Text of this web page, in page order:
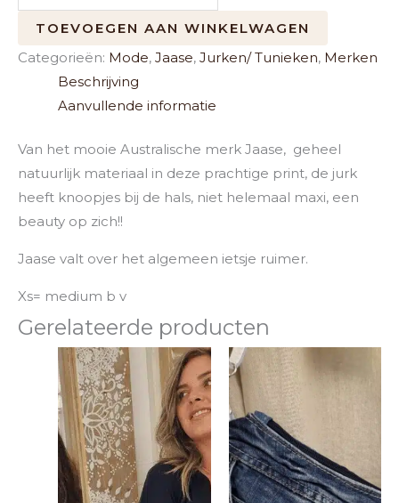
TOEVOEGEN AAN WINKELWAGEN
Categorieën: Mode, Jaase, Jurken/ Tunieken, Merken
Beschrijving
Aanvullende informatie
Van het mooie Australische merk Jaase, geheel
natuurlijk materiaal in deze prachtige print, de jurk
heeft knoopjes bij de hals, niet helemaal maxi, een
beauty op zich!!
Jaase valt over het algemeen ietsje ruimer.
Xs= medium b v
Gerelateerde producten
Dit
product
heeft
meerdere
variaties.
Deze